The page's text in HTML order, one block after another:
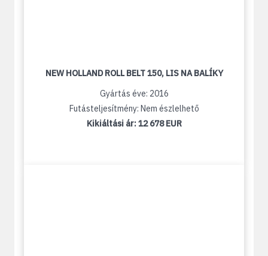
NEW HOLLAND ROLL BELT 150, LIS NA BALÍKY
Gyártás éve: 2016
Futásteljesítmény: Nem észlelhető
Kikiáltási ár:12 678 EUR